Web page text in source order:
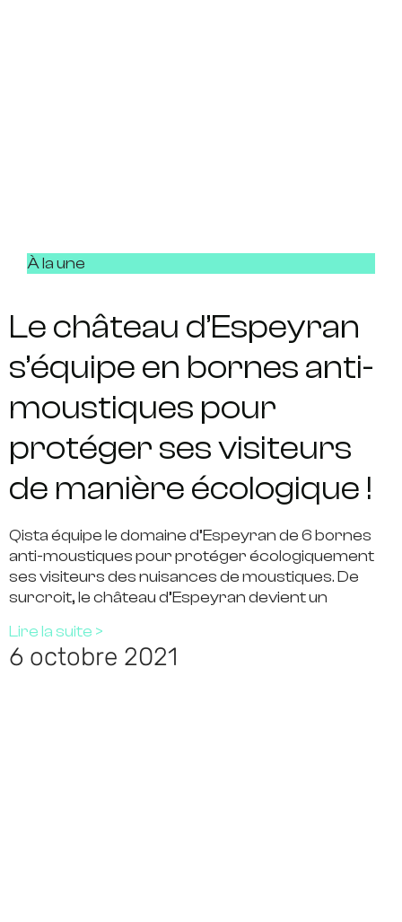
À la une
Le château d’Espeyran
s’équipe en bornes anti-
moustiques pour
protéger ses visiteurs
de manière écologique !
Qista équipe le domaine d’Espeyran de 6 bornes
anti-moustiques pour protéger écologiquement
ses visiteurs des nuisances de moustiques. De
surcroit, le château d’Espeyran devient un
Lire la suite >
6 octobre 2021